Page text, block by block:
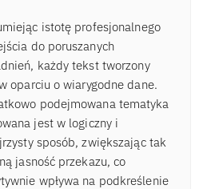
istotę profesjonalnego
do poruszanych
każdy tekst tworzony
oparciu o wiarygodne dane.
podejmowana tematyka
jest w logiczny i
sposób, zwiększając tak
jasność przekazu, co
wpływa na podkreślenie